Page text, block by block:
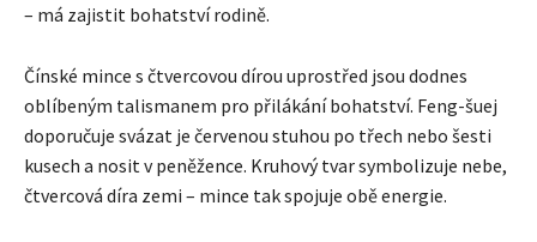
– má zajistit bohatství rodině.
Čínské mince s čtvercovou dírou uprostřed jsou dodnes
oblíbeným talismanem pro přilákání bohatství. Feng-šuej
doporučuje svázat je červenou stuhou po třech nebo šesti
kusech a nosit v peněžence. Kruhový tvar symbolizuje nebe,
čtvercová díra zemi – mince tak spojuje obě energie.